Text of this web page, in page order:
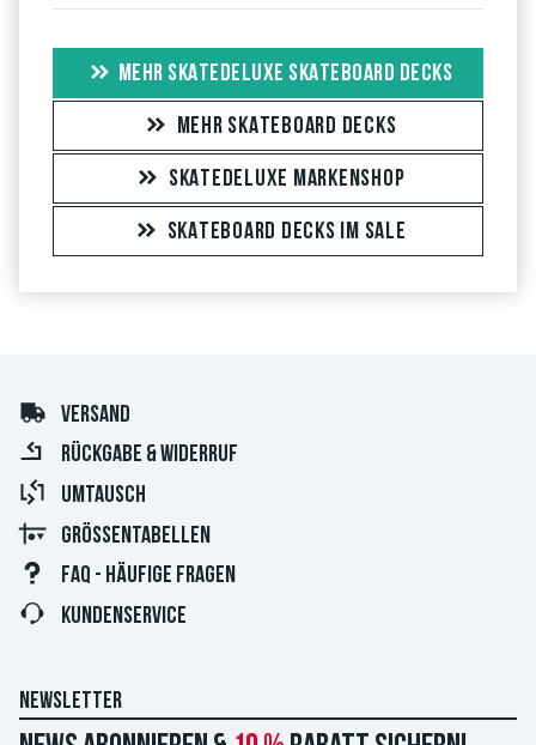
MEHR SKATEDELUXE SKATEBOARD DECKS
MEHR SKATEBOARD DECKS
SKATEDELUXE MARKENSHOP
SKATEBOARD DECKS IM SALE
VERSAND
RÜCKGABE & WIDERRUF
UMTAUSCH
GRÖSSENTABELLEN
FAQ - HÄUFIGE FRAGEN
KUNDENSERVICE
NEWSLETTER